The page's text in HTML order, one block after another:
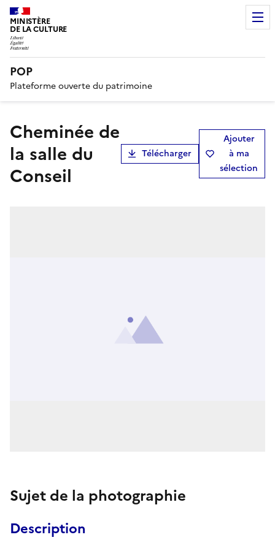
MINISTÈRE
DE LA CULTURE
POP
Plateforme ouverte du patrimoine
Cheminée de
la salle du
Conseil
Télécharger
Ajouter
à ma
sélection
Sujet de la photographie
Description